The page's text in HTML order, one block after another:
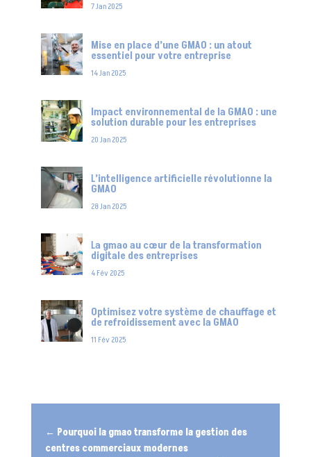
7 Jan 2025
Mise en place d’une GMAO : un atout
essentiel pour votre entreprise
14 Jan 2025
Impact environnemental de la GMAO : une
solution durable pour les entreprises
20 Jan 2025
L’intelligence artificielle révolutionne la
GMAO
28 Jan 2025
La gmao au cœur de la transformation
digitale des entreprises
4 Fév 2025
Optimisez votre système de chauffage et
de refroidissement avec la GMAO
11 Fév 2025
← Pourquoi la gmao transforme la gestion des
centres commerciaux modernes